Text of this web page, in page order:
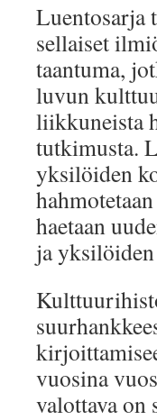
Luentosarja
sellaiset
taantuma,
luvun
liikkuneista
tutkimusta.
yksilöiden
haetaan
ja
vuosina
valottava on